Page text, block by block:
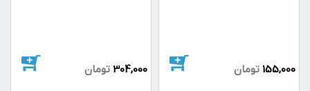
155,000 تومان 304,000 تومان